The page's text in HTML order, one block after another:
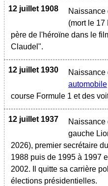
12 juillet 1908
Naissance
(mort le 17
père de l'héroïne dans le
Claudel".
12 juillet 1930
Naissance
automobile
course Formule 1 et des
12 juillet 1937
Naissance
gauche
2026), premier secrétaire
1988 puis de 1995 à 1997
2002. Il quitte sa carrière
élections présidentielles.